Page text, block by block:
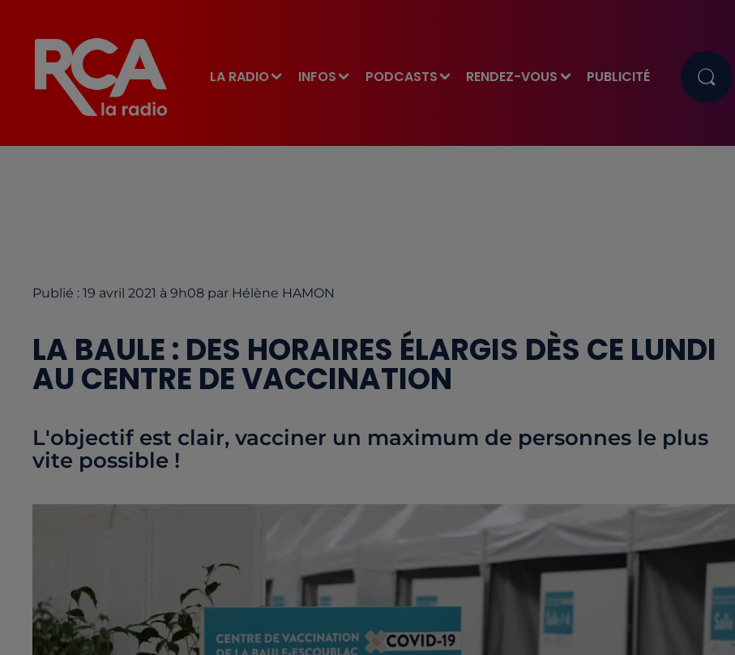
LA RADIO INFOS PODCASTS RENDEZ-VOUS PUBLICITÉ
Publié : 19 avril 2021 à 9h08 par Hélène HAMON
LA BAULE : DES HORAIRES ÉLARGIS DÈS CE LUNDI
AU CENTRE DE VACCINATION
L'objectif est clair, vacciner un maximum de personnes le plus
vite possible !